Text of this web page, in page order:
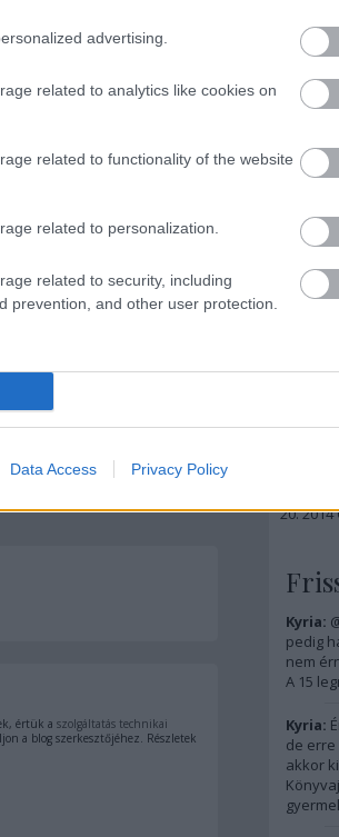
advertising.
related to analytics like cookies on
related to functionality of the website
related to personalization.
related to security, including
prevention, and other user protection.
Data Access Privacy Policy
elolvasni.
értük a szolgáltatás technikai
a blog szerkesztőjéhez. Részletek
A
50
A 10
20
rész)
A 15
50
10
A 10
A
A 10
Az
10
50
10
A
2014
Kyria:
pedig
nem
A 15
Kyria:
de erre
akkor